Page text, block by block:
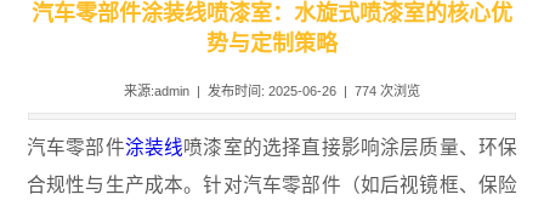
汽车零部件涂装线喷漆室：水旋式喷漆室的核心优
势与定制策略
来源:admin | 发布时间: 2025-06-26 | 774 次浏览
汽车零部件涂装线喷漆室的选择直接影响涂层质量、环保
合规性与生产成本。针对汽车零部件（如后视镜框、保险